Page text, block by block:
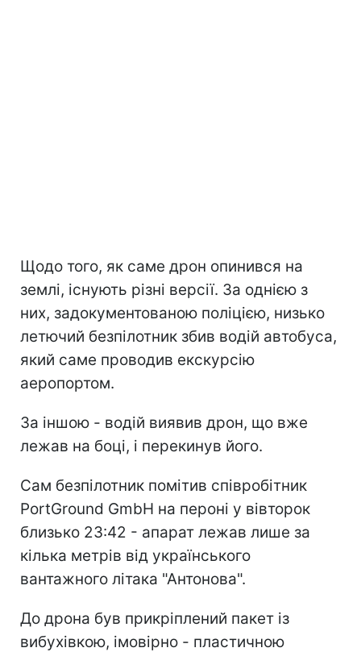
Щодо того, як саме дрон опинився на
землі, існують різні версії. За однією з
них, задокументованою поліцією, низько
летючий безпілотник збив водій автобуса,
який саме проводив екскурсію
аеропортом.
За іншою - водій виявив дрон, що вже
лежав на боці, і перекинув його.
Сам безпілотник помітив співробітник
PortGround GmbH на пероні у вівторок
близько 23:42 - апарат лежав лише за
кілька метрів від українського
вантажного літака "Антонова".
До дрона був прикріплений пакет із
вибухівкою, імовірно - пластичною